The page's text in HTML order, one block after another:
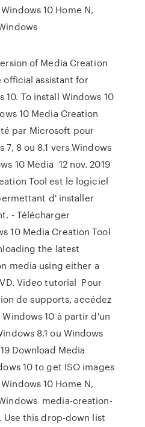
10 Home N,
of Media Creation
official assistant for
To install Windows 10
10 Media Creation
par Microsoft pour
8 ou 8.1 vers Windows
10 Media 12 nov. 2019
Tool est le logiciel
d' installer
- Télécharger
10 Media Creation Tool
the latest
media using either a
Video tutorial Pour
de supports, accédez
10 à partir d'un
8.1 ou Windows
Download Media
10 to get ISO images
10 Home N,
media-creation-
this drop-down list